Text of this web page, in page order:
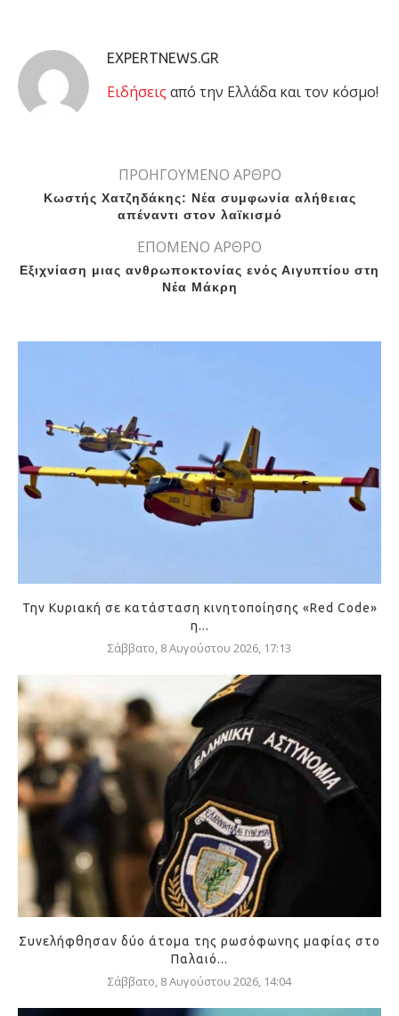
EXPERTNEWS.GR
Eιδήσεις από την Ελλάδα και τον κόσμο!
ΠΡΟΗΓΟΥΜΕΝΟ ΑΡΘΡΟ
Κωστής Χατζηδάκης: Νέα συμφωνία αλήθειας
απέναντι στον λαϊκισμό
ΕΠΟΜΕΝΟ ΑΡΘΡΟ
Εξιχνίαση μιας ανθρωποκτονίας ενός Αιγυπτίου στη
Νέα Μάκρη
Την Κυριακή σε κατάσταση κινητοποίησης «Red Code»
η...
Σάββατο, 8 Αυγούστου 2026, 17:13
Συνελήφθησαν δύο άτομα της ρωσόφωνης μαφίας στο
Παλαιό...
Σάββατο, 8 Αυγούστου 2026, 14:04